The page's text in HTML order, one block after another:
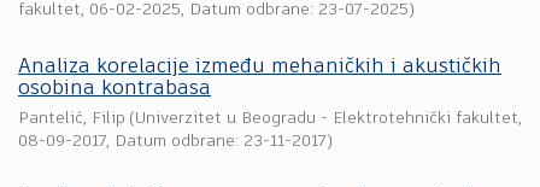
fakultet, 06-02-2025, Datum odbrane: 23-07-2025)
Analiza korelacije između mehaničkih i akustičkih
osobina kontrabasa
Pantelić, Filip (Univerzitet u Beogradu - Elektrotehnički fakultet,
08-09-2017, Datum odbrane: 23-11-2017)